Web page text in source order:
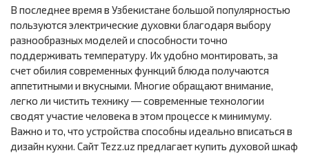
В последнее время в Узбекистане большой популярностью
пользуются электрические духовки благодаря выбору
разнообразных моделей и способности точно
поддерживать температуру. Их удобно монтировать, за
счет обилия современных функций блюда получаются
аппетитными и вкусными. Многие обращают внимание,
легко ли чистить технику ― современные технологии
сводят участие человека в этом процессе к минимуму.
Важно и то, что устройства способны идеально вписаться в
дизайн кухни. Сайт Tezz.uz предлагает купить духовой шкаф